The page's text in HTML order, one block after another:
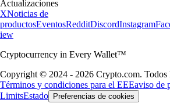
Actualizaciones
XNoticias de
productosEventosRedditDiscordInstagram
iew
Cryptocurrency in Every Wallet™
Copyright © 2024 - 2026 Crypto.com. Todos
Términos y condiciones para el EEEaviso de
LimitsEstado Preferencias de cookies